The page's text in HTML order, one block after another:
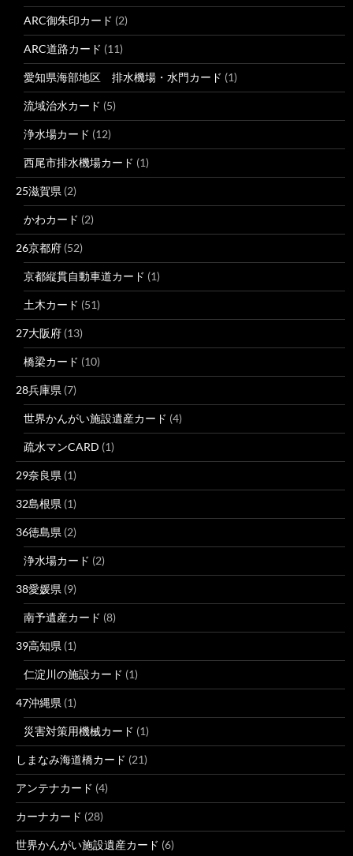
ARC御朱印カード (2)
ARC道路カード (11)
愛知県海部地区 排水機場・水門カード (1)
流域治水カード (5)
浄水場カード (12)
西尾市排水機場カード (1)
25滋賀県 (2)
かわカード (2)
26京都府 (52)
京都縦貫自動車道カード (1)
土木カード (51)
27大阪府 (13)
橋梁カード (10)
28兵庫県 (7)
世界かんがい施設遺産カード (4)
疏水マンCARD (1)
29奈良県 (1)
32島根県 (1)
36徳島県 (2)
浄水場カード (2)
38愛媛県 (9)
南予遺産カード (8)
39高知県 (1)
仁淀川の施設カード (1)
47沖縄県 (1)
災害対策用機械カード (1)
しまなみ海道橋カード (21)
アンテナカード (4)
カーナカード (28)
世界かんがい施設遺産カード (6)